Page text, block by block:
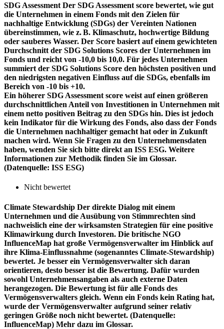
SDG Assessment Der SDG Assessment score bewertet, wie gut
die Unternehmen in einem Fonds mit den Zielen für
nachhaltige Entwicklung (SDGs) der Vereinten Nationen
übereinstimmen, wie z. B. Klimaschutz, hochwertige Bildung
oder sauberes Wasser. Der Score basiert auf einem gewichteten
Durchschnitt der SDG Solutions Scores der Unternehmen im
Fonds und reicht von -10,0 bis 10,0. Für jedes Unternehmen
summiert der SDG Solutions Score den höchsten positiven und
den niedrigsten negativen Einfluss auf die SDGs, ebenfalls im
Bereich von -10 bis +10.
Ein höherer SDG Assessment score weist auf einen größeren
durchschnittlichen Anteil von Investitionen in Unternehmen mit
einem netto positiven Beitrag zu den SDGs hin. Dies ist jedoch
kein Indikator für die Wirkung des Fonds, also dass der Fonds
die Unternehmen nachhaltiger gemacht hat oder in Zukunft
machen wird. Wenn Sie Fragen zu den Unternehmensdaten
haben, wenden Sie sich bitte direkt an ISS ESG. Weitere
Informationen zur Methodik finden Sie im Glossar.
(Datenquelle: ISS ESG)
Nicht bewertet
Climate Stewardship Der direkte Dialog mit einem
Unternehmen und die Ausübung von Stimmrechten sind
nachweislich eine der wirksamsten Strategien für eine positive
Klimawirkung durch Investoren. Die britische NGO
InfluenceMap hat große Vermögensverwalter im Hinblick auf
ihre Klima-Einflussnahme (sogenanntes Climate-Stewardship)
bewertet. Je besser ein Vermögensverwalter sich daran
orientieren, desto besser ist die Bewertung. Dafür wurden
sowohl Unternehmensangaben als auch externe Daten
herangezogen. Die Bewertung ist für alle Fonds des
Vermögensverwalters gleich. Wenn ein Fonds kein Rating hat,
wurde der Vermögensverwalter aufgrund seiner relativ
geringen Größe noch nicht bewertet. (Datenquelle:
InfluenceMap) Mehr dazu im Glossar.